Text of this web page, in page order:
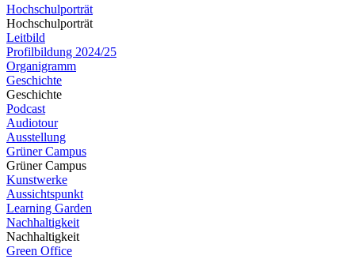
Hochschulporträt
Hochschulporträt
Leitbild
Profilbildung 2024/25
Organigramm
Geschichte
Geschichte
Podcast
Audiotour
Ausstellung
Grüner Campus
Grüner Campus
Kunstwerke
Aussichtspunkt
Learning Garden
Nachhaltigkeit
Nachhaltigkeit
Green Office